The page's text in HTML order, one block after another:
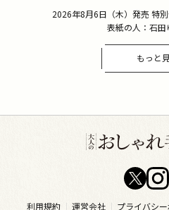
2026年8月6日（木）発売 特
表紙の人：石田
もっと
利用規約 運営会社 プライバシ